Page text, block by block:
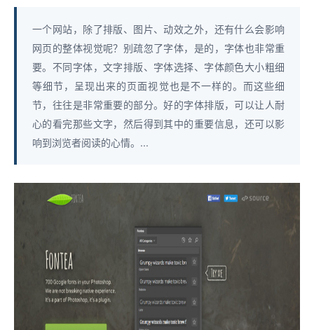
一个网站，除了排版、图片、动效之外，还有什么会影响
网页的整体视觉呢？别疏忽了字体，是的，字体也非常重
要。不同字体，文字排版、字体选择、字体颜色大小粗细
等细节，呈现出来的页面视觉也是不一样的。而这些细
节，往往是非常重要的部分。好的字体排版，可以让人耐
心的看完那些文字，然后得到其中的重要信息，还可以影
响到浏览者阅读的心情。...